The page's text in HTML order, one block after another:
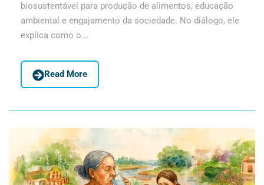
biosustentável para produção de alimentos, educação
ambiental e engajamento da sociedade. No diálogo, ele
explica como o...
Read More